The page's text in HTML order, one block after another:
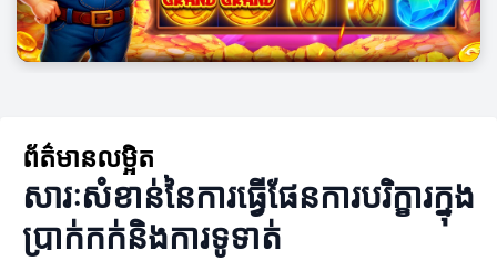
ព័ត៌មានលម្អិត
សារៈសំខាន់នៃការធ្វើផែនការបរិក្ខារ​ក្នុង
ប្រាក់កក់និងការទូទាត់